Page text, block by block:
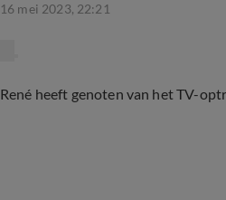
16 mei 2023, 22:21
René heeft genoten van het TV-